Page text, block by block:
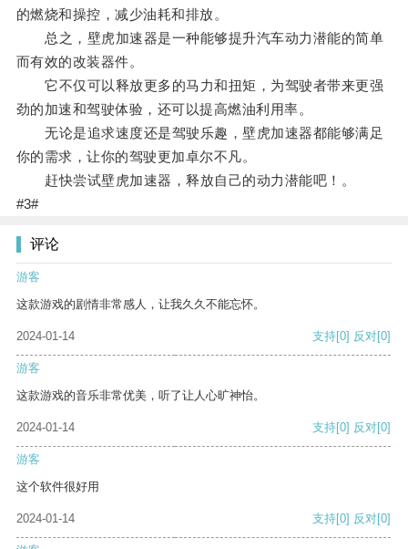
的燃烧和操控，减少油耗和排放。
总之，壁虎加速器是一种能够提升汽车动力潜能的简单
而有效的改装器件。
它不仅可以释放更多的马力和扭矩，为驾驶者带来更强
劲的加速和驾驶体验，还可以提高燃油利用率。
无论是追求速度还是驾驶乐趣，壁虎加速器都能够满足
你的需求，让你的驾驶更加卓尔不凡。
赶快尝试壁虎加速器，释放自己的动力潜能吧！。
#3#
评论
游客
这款游戏的剧情非常感人，让我久久不能忘怀。
2024-01-14 支持[0] 反对[0]
游客
这款游戏的音乐非常优美，听了让人心旷神怡。
2024-01-14 支持[0] 反对[0]
游客
这个软件很好用
2024-01-14 支持[0] 反对[0]